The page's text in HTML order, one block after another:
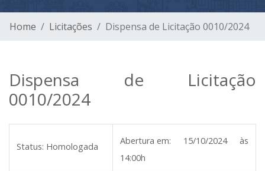
Home Licitações Dispensa de Licitação 0010/2024
Dispensa de Licitação
0010/2024
Status: Homologada
Abertura em:
15/10/2024 às
14:00h